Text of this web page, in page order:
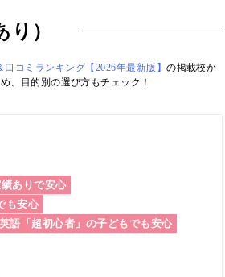
）
コミランキング【2026年最新版】の掲載校か
、目的別の選び方もチェック！
ありで安心
も安心
英語「超初心者」の子どもでも安心